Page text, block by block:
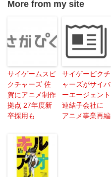
More from my site
サイゲームスピ
クチャーズ 佐
賀にアニメ制作
拠点 27年度新
卒採用も
サイゲーピクチ
ャーズがサイバ
ーエージェント
連結子会社に
アニメ事業再編